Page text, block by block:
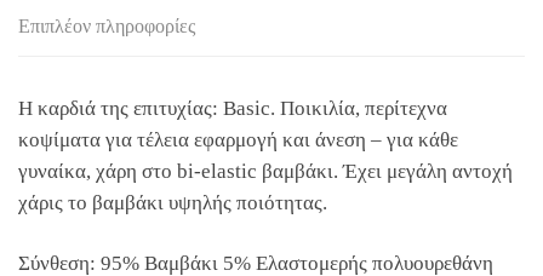
Επιπλέον πληροφορίες
H καρδιά της επιτυχίας: Basic. Ποικιλία, περίτεχνα
κοψίματα για τέλεια εφαρμογή και άνεση – για κάθε
γυναίκα, χάρη στο bi-elastic βαμβάκι. Έχει μεγάλη αντοχή
χάρις το βαμβάκι υψηλής ποιότητας.
Σύνθεση: 95% Βαμβάκι 5% Ελαστομερής πολυουρεθάνη